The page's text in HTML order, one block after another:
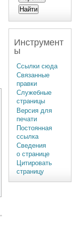
Инструмент
ы
Ссылки сюда
Связанные
правки
Служебные
страницы
Версия для
печати
Постоянная
ссылка
Сведения
о странице
Цитировать
страницу